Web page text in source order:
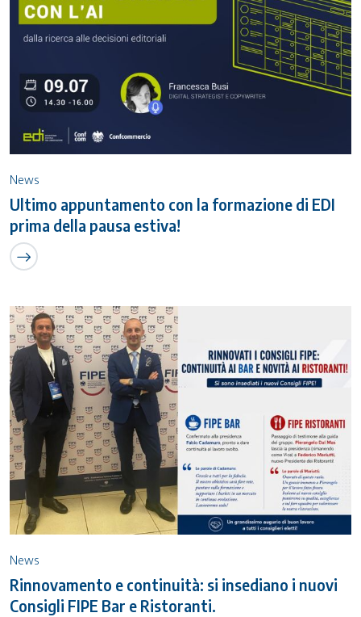
News
Ultimo appuntamento con la formazione di EDI
prima della pausa estiva!
News
Rinnovamento e continuità: si insediano i nuovi
Consigli FIPE Bar e Ristoranti.